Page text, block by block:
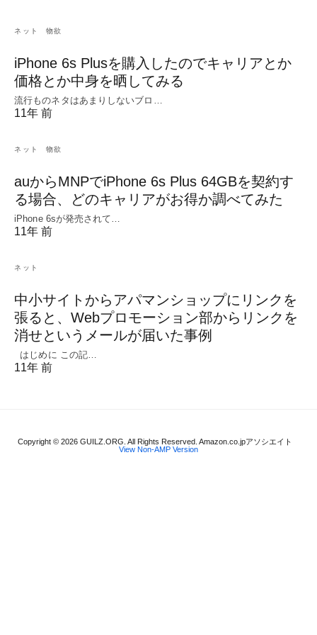
ネット 物欲
iPhone 6s Plusを購入したのでキャリアとか
価格とか中身を晒してみる
流行ものネタはあまりしないブロ…
11年 前
ネット 物欲
auからMNPでiPhone 6s Plus 64GBを契約す
る場合、どのキャリアがお得か調べてみた
iPhone 6sが発売されて…
11年 前
ネット
中小サイトからアパマンショップにリンクを
張ると、Webプロモーション部からリンクを
消せというメールが届いた事例
はじめに この記…
11年 前
Copyright © 2026 GUILZ.ORG. All Rights Reserved. Amazon.co.jpアソシエイト
View Non-AMP Version